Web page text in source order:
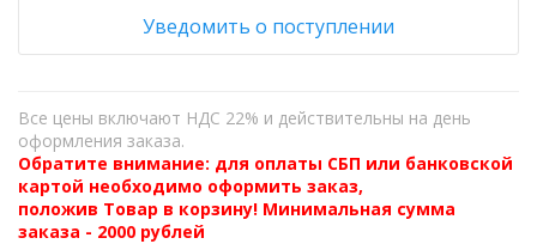
Уведомить о поступлении
Все цены включают НДС 22% и действительны на день
оформления заказа.
Обратите внимание: для оплаты СБП или банковской
картой необходимо оформить заказ,
положив Товар в корзину! Минимальная сумма
заказа - 2000 рублей